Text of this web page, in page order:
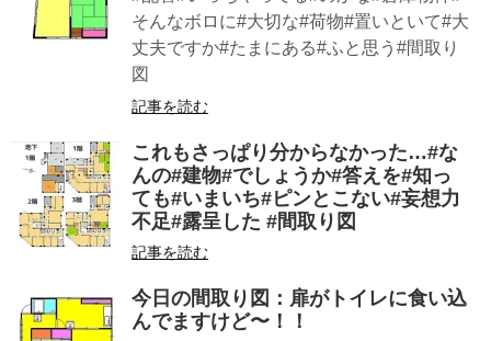
そんなボロに#大切な#荷物#置いといて#大
丈夫ですか#たまにある#ふと思う#間取り
図
記事を読む
これもさっぱり分からなかった…#な
んの#建物#でしょうか#答えを#知っ
ても#いまいち#ピンとこない#妄想力
不足#露呈した #間取り図
記事を読む
今日の間取り図：扉がトイレに食い込
んでますけど〜！！